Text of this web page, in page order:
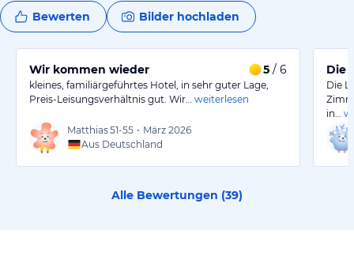
Bewerten Bilder hochladen
Wir kommen wieder 5 / 6
kleines, familiärgeführtes Hotel, in sehr guter Lage,
Preis-Leisungsverhältnis gut. Wir…
weiterlesen
Matthias51-55 • März 2026
Aus Deutschland
Die
Die
in…
Alle Bewertungen (39)